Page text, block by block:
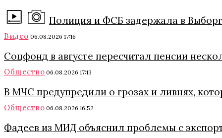
Полиция и ФСБ задержала в
Видео 06.08.2026 17:16
Соцфонд в августе пересчитал пенсии
Общество 06.08.2026 17:13
В МЧС предупредили о грозах и ливнях,
Общество 06.08.2026 16:52
Фадеев из МИД объяснил проблемы с